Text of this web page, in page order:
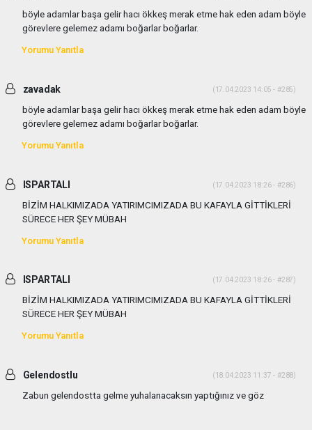
böyle adamlar başa gelir hacı ökkeş merak etme hak eden adam böyle
görevlere gelemez adamı boğarlar boğarlar.
Yorumu Yanıtla
zavadak (17.04.2023 14:05 - #285)
böyle adamlar başa gelir hacı ökkeş merak etme hak eden adam böyle
görevlere gelemez adamı boğarlar boğarlar.
Yorumu Yanıtla
ISPARTALI (17.04.2023 18:26 - #286)
BİZİM HALKIMIZADA YATIRIMCIMIZADA BU KAFAYLA GİTTİKLERİ
SÜRECE HER ŞEY MÜBAH
Yorumu Yanıtla
ISPARTALI (17.04.2023 18:26 - #287)
BİZİM HALKIMIZADA YATIRIMCIMIZADA BU KAFAYLA GİTTİKLERİ
SÜRECE HER ŞEY MÜBAH
Yorumu Yanıtla
Gelendostlu (18.04.2023 11:37 - #288)
Zabun gelendostta gelme yuhalanacaksın yaptığınız ve göz